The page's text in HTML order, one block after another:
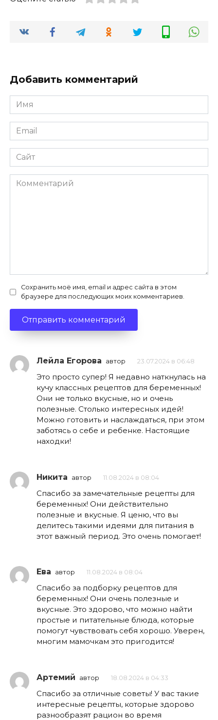
Добавить комментарий
Имя
*
Email
*
Сайт
Комментарий
Сохранить моё имя, email и адрес сайта в этом
браузере для последующих моих комментариев.
Лейла Егорова автор 23.07.2024 в 06:48
Это просто супер! Я недавно наткнулась на
кучу классных рецептов для беременных!
Они не только вкусные, но и очень
полезные. Столько интересных идей!
Можно готовить и наслаждаться, при этом
заботясь о себе и ребенке. Настоящие
находки!
Никита автор 11.08.2024 в 08:04
Спасибо за замечательные рецепты для
беременных! Они действительно
полезные и вкусные. Я ценю, что вы
делитесь такими идеями для питания в
этот важный период. Это очень помогает!
Ева автор 11.08.2024 в 08:04
Спасибо за подборку рецептов для
беременных! Они очень полезные и
вкусные. Это здорово, что можно найти
простые и питательные блюда, которые
помогут чувствовать себя хорошо. Уверен,
многим мамочкам это пригодится!
Артемий автор 18.08.2024 в 04:33
Спасибо за отличные советы! У вас такие
интересные рецепты, которые здорово
разнообразят рацион во время